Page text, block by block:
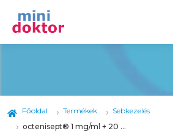
Főoldal Termékek
Sebkezelés
octenisept® 1 mg/ml + 20 mg/ml külsőleges oldat